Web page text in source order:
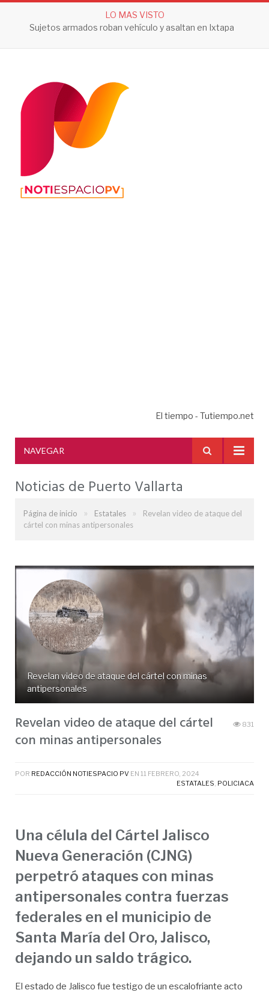
LO MAS VISTO
Sujetos armados roban vehículo y asaltan en Ixtapa
El tiempo - Tutiempo.net
NAVEGAR
Noticias de Puerto Vallarta
Página de inicio » Estatales »
Revelan video de ataque del
cártel con minas antipersonales
Revelan video de ataque del cártel con minas
antipersonales
Revelan video de ataque del cártel
con minas antipersonales
831
POR REDACCIÓN NOTIESPACIO PV EN 11 FEBRERO, 2024
ESTATALES POLICIACA
Una célula del Cártel Jalisco
Nueva Generación (CJNG)
perpetró ataques con minas
antipersonales contra fuerzas
federales en el municipio de
Santa María del Oro, Jalisco,
dejando un saldo trágico.
El estado de Jalisco fue testigo de un escalofriante acto